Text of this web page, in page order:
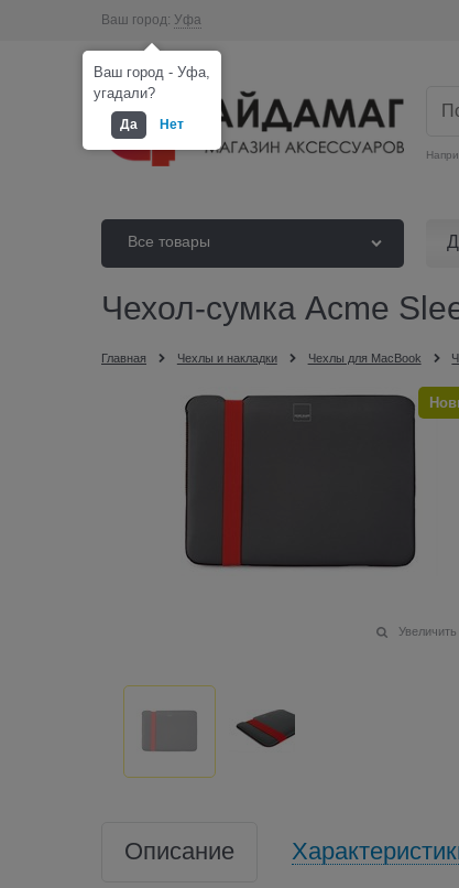
Ваш город: Уфа
Все товары
Чехол-сумка Acme
Главная Чехлы и накладки Чехлы для MacBook
Увеличить
Описание
Ваш город - Уфа,
угадали?
Да Нет